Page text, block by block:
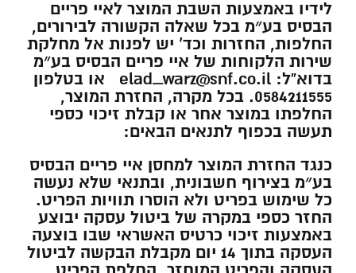
לידיו באמצעות השבת המוצר לאיי פריים
הבסיס בע״מ בכל שאלה הקשורה לבירורים,
החלפות, החזרות וכד’ יש לפנות אל מחלקת
שירות הלקוחות של איי פריים הבסיס בע״מ
בדוא”ל: elad_warz@snf.co.il או בטלפון
0584211555. בכל מקרה, החזרת המוצר,
החלפתו במוצר אחר או קבלת זיכוי כספי
תעשה בכפוף לתנאים הבאים:
כנגד החזרת המוצר למחסן איי פריים הבסיס
בע״מ בצירוף חשבונית, ובתנאי שלא נעשה
כל שימוש בפריט ולא הוסרו תוויות הפריט.
החזר כספי במקרה של ביטול עסקה יבוצע
באמצעות זיכוי כרטיס האשראי שבו בוצעה
העסקה בתוך 14 יום מקבלת הבקשה לביטול